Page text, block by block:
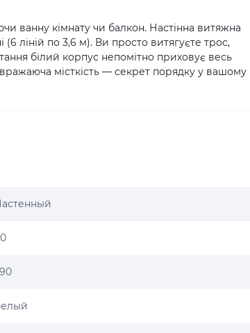
ванну кімнату чи балкон. Настінна витяжна
ліній по 3,6 м). Ви просто витягуєте трос,
білий корпус непомітно приховує весь
місткість — секрет порядку у вашому